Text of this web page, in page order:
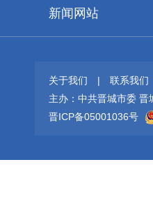
新闻网站
关于我们 | 联系我们
主办：中共晋城市委 晋
晋ICP备05001036号